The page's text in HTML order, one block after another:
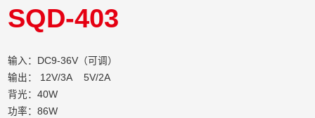
SQD-403
输入：DC9-36V（可调）
输出： 12V/3A 5V/2A
背光：40W
功率：86W